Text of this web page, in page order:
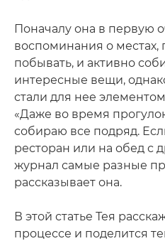
Поначалу она в первую
воспоминания о местах,
побывать, и активно
интересные вещи,
стали для нее
«Даже во время
собираю все подряд.
ресторан или на обед с
журнал самые разные
рассказывает она.
В этой статье Тея
процессе и поделится